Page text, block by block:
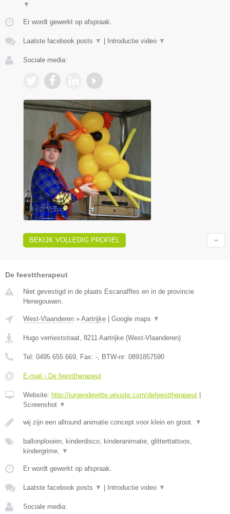
▼
Er wordt gewerkt op afspraak.
Laatste facebook posts ▼ Introductie video ▼
Sociale media:
BEKIJK VOLLEDIG PROFIEL
De feesttherapeut
Niet gevestigd in de plaats Escanaffles en in de provincie
Henegouwen.
West-Vlaanderen » Aartrijke | Google maps ▼
Hugo verrieststraat 8211 Aartrijke (West-Vlaanderen)
Tel: 0495 655 669 , Fax: - , BTW-nr: 0891857590
E-mail › De feesttherapeut
Website: http://jurgendewitte.wixsite.com/defeesttherapeut |
Screenshot ▼
wij zijn een allround animatie concept voor klein en groot. ▼
ballonplooien, kinderdisco, kinderanimatie, glitterttattoos,
kindergrime,
▼
Er wordt gewerkt op afspraak.
Laatste facebook posts ▼ | Introductie video ▼
Sociale media: